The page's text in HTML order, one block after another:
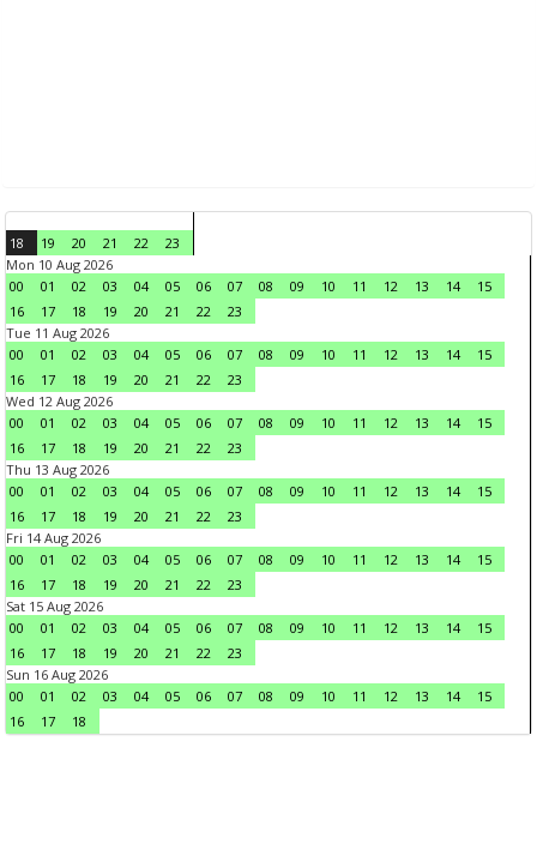
18 19 20 21 22
23
Mon 10 Aug 2026
00
01 02 03 04 05 06 07 08 09 10 11 12 13 14
15
16
17 18 19 20 21 22
23
Tue 11 Aug 2026
00
01 02 03 04 05 06 07 08 09 10 11 12 13 14
15
16
17 18 19 20 21 22
23
Wed 12 Aug 2026
00
01 02 03 04 05 06 07 08 09 10 11 12 13 14
15
16
17 18 19 20 21 22
23
Thu 13 Aug 2026
00
01 02 03 04 05 06 07 08 09 10 11 12 13 14
15
16
17 18 19 20 21 22
23
Fri 14 Aug 2026
00
01 02 03 04 05 06 07 08 09 10 11 12 13 14
15
16
17 18 19 20 21 22
23
Sat 15 Aug 2026
00
01 02 03 04 05 06 07 08 09 10 11 12 13 14
15
16
17 18 19 20 21 22
23
Sun 16 Aug 2026
00
01 02 03 04 05 06 07 08 09 10 11 12 13 14
15
16
17 18